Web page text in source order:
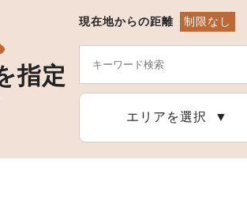
恵那の自然
宿泊施設
指定
現在地からの距離 制限なし
エリアを選択